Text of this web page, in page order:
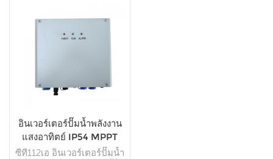
อินเวอร์เตอร์ปั๊มน้ำพลังงาน
แสงอาทิตย์ IP54 MPPT
VFD
ซีที112เอ อินเวอร์เตอร์ปั๊มน้ำ